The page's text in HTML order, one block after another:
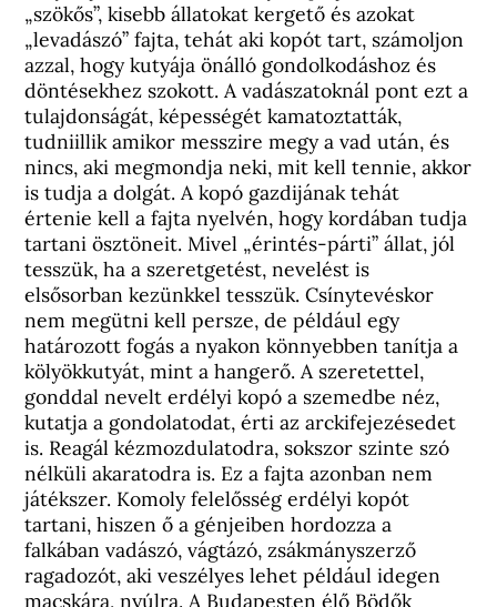
„szökős”, kisebb állatokat kergető és azokat
„levadászó” fajta, tehát aki kopót tart, számoljon
azzal, hogy kutyája önálló gondolkodáshoz és
döntésekhez szokott. A vadászatoknál pont ezt a
tulajdonságát, képességét kamatoztatták,
tudniillik amikor messzire megy a vad után, és
nincs, aki megmondja neki, mit kell tennie, akkor
is tudja a dolgát. A kopó gazdijának tehát
értenie kell a fajta nyelvén, hogy kordában tudja
tartani ösztöneit. Mivel „érintés-párti” állat, jól
tesszük, ha a szeretgetést, nevelést is
elsősorban kezünkkel tesszük. Csínytevéskor
nem megütni kell persze, de például egy
határozott fogás a nyakon könnyebben tanítja a
kölyökkutyát, mint a hangerő. A szeretettel,
gonddal nevelt erdélyi kopó a szemedbe néz,
kutatja a gondolatodat, érti az arckifejezésedet
is. Reagál kézmozdulatodra, sokszor szinte szó
nélküli akaratodra is. Ez a fajta azonban nem
játékszer. Komoly felelősség erdélyi kopót
tartani, hiszen ő a génjeiben hordozza a
falkában vadászó, vágtázó, zsákmányszerző
ragadozót, aki veszélyes lehet például idegen
macskára, nyúlra. A Budapesten élő Bödők